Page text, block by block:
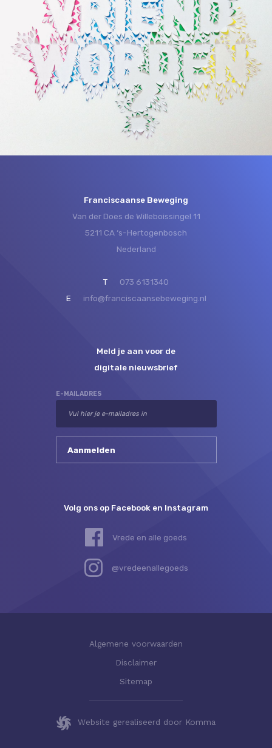
Franciscaanse Beweging
Van der Does de Willeboissingel 11
5211 CA ‘s-Hertogenbosch
Nederland
T
073 6131340
E
info@franciscaansebeweging.nl
Meld je aan voor de
digitale nieuwsbrief
E-MAILADRES
Volg ons op Facebook en Instagram
Vrede en alle goeds
@vredeenallegoeds
Algemene voorwaarden
Disclaimer
Sitemap
Website gerealiseerd door Komma
Deze website gebruikt cookies.